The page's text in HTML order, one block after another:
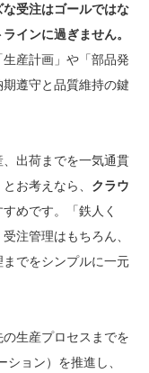
受注はゴールではな
インに過ぎません。
産計画」や「部品発
遵守と品質維持の鍵
出荷までを一気通貫
お考えなら、 クラウ
めです。「鉄人く
注管理はもちろん、
でをシンプルに一元
生産プロセスまでを
ョン）を推進し、